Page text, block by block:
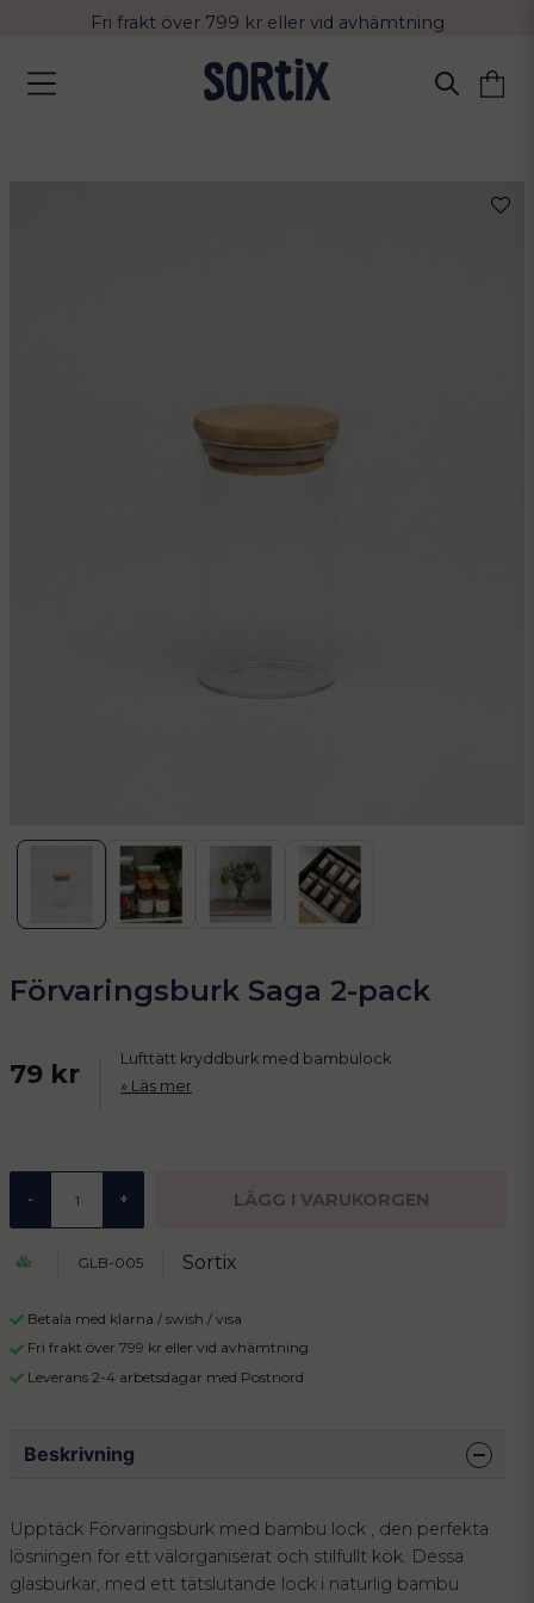
Fri frakt över 799 kr eller vid avhämtning
Leverans 2-4 arbetsdagar med Postnord
Förvaringsburk Saga 2-pack
79 kr
Lufttätt kryddburk med bambulock
Läs mer
- + LÄGG I VARUKORGEN
GLB-005 Sortix
Betala med klarna / swish / visa
Fri frakt över 799 kr eller vid avhämtning
Leverans 2-4 arbetsdagar med Postnord
Beskrivning
Upptäck Förvaringsburk med bambu lock , den perfekta
lösningen för ett välorganiserat och stilfullt kök. Dessa
glasburkar, med ett tätslutande lock i naturlig bambu